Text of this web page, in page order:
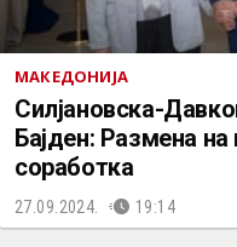
МАКЕДОНИЈА
Силјановска-
Бајден: Размена
соработка
27.09.2024. 19:14